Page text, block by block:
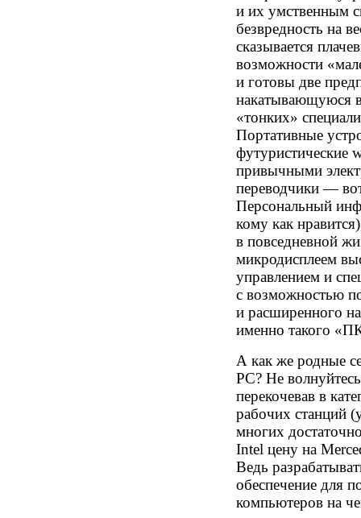
и их умственным
безвредность на
сказывается
возможности
и готовы две
накатывающуюся
«тонких»
Портативные
футуристические
привычными
переводчики —
Персональный
кому как
в повседневной
микродисплеем
управлением и
с возможностью
и расширенного
именно такого
А как же родные
PC? Не
перекочевав в
рабочих станций
многих
Intel цену на
Ведь
обеспечение для
компьютеров на